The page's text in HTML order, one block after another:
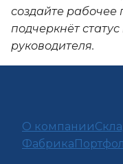
создайте рабочее
подчеркнёт
руководителя.
О компании
Фабрика